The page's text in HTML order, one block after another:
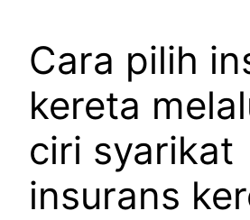
Cara pilih
kereta
ciri syarikat
insurans